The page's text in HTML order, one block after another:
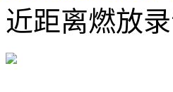
近距离燃放